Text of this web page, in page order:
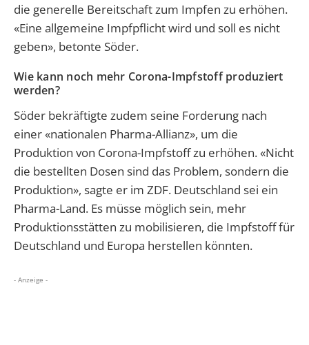
die generelle Bereitschaft zum Impfen zu erhöhen.
«Eine allgemeine Impfpflicht wird und soll es nicht
geben», betonte Söder.
Wie kann noch mehr Corona-Impfstoff produziert
werden?
Söder bekräftigte zudem seine Forderung nach
einer «nationalen Pharma-Allianz», um die
Produktion von Corona-Impfstoff zu erhöhen. «Nicht
die bestellten Dosen sind das Problem, sondern die
Produktion», sagte er im ZDF. Deutschland sei ein
Pharma-Land. Es müsse möglich sein, mehr
Produktionsstätten zu mobilisieren, die Impfstoff für
Deutschland und Europa herstellen könnten.
- Anzeige -